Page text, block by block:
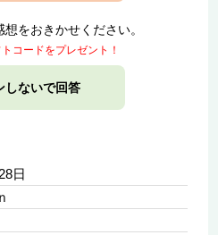
をおきかせください。
コードをプレゼント！
しないで回答
日